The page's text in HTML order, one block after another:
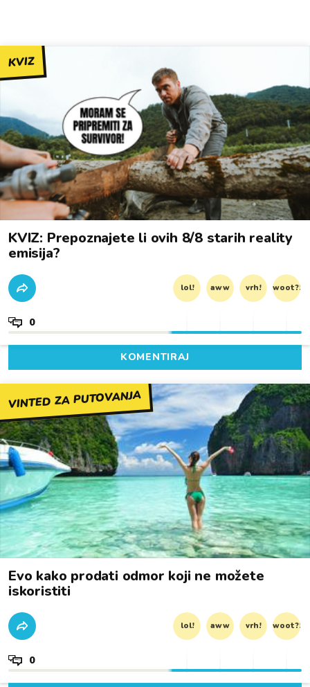
KVIZ
KVIZ: Prepoznajete li ovih 8/8 starih reality
emisija?
lol! aww vrh! woot?!
0
KOMENTIRAJ
VINTED ZA PUTOVANJA
Evo kako prodati odmor koji ne možete
iskoristiti
lol! aww vrh! woot?!
0